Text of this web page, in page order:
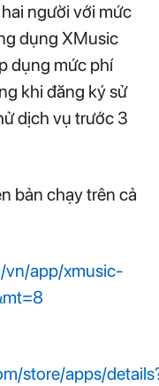
người với mức
dụng XMusic
dụng mức phí
khi đăng ký sử
dịch vụ trước 3
bản chạy trên cả
vn/app/xmusic-
store/apps/